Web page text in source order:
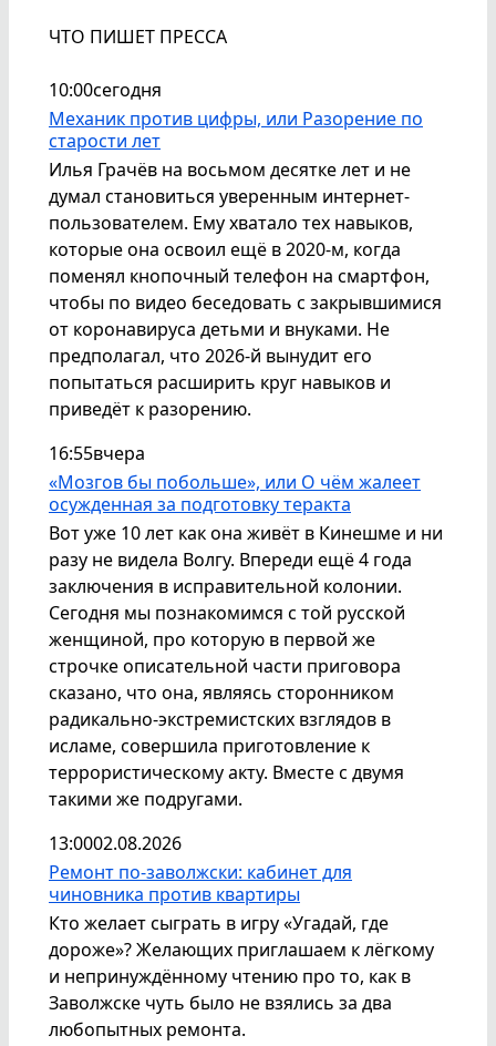
ЧТО ПИШЕТ ПРЕССА
10:00сегодня
Механик против цифры, или Разорение по
старости лет
Илья Грачёв на восьмом десятке лет и не
думал становиться уверенным интернет-
пользователем. Ему хватало тех навыков,
которые она освоил ещё в 2020-м, когда
поменял кнопочный телефон на смартфон,
чтобы по видео беседовать с закрывшимися
от коронавируса детьми и внуками. Не
предполагал, что 2026-й вынудит его
попытаться расширить круг навыков и
приведёт к разорению.
16:55вчера
«Мозгов бы побольше», или О чём жалеет
осужденная за подготовку теракта
Вот уже 10 лет как она живёт в Кинешме и ни
разу не видела Волгу. Впереди ещё 4 года
заключения в исправительной колонии.
Сегодня мы познакомимся с той русской
женщиной, про которую в первой же
строчке описательной части приговора
сказано, что она, являясь сторонником
радикально-экстремистских взглядов в
исламе, совершила приготовление к
террористическому акту. Вместе с двумя
такими же подругами.
13:0002.08.2026
Ремонт по-заволжски: кабинет для
чиновника против квартиры
Кто желает сыграть в игру «Угадай, где
дороже»? Желающих приглашаем к лёгкому
и непринуждённому чтению про то, как в
Заволжске чуть было не взялись за два
любопытных ремонта.